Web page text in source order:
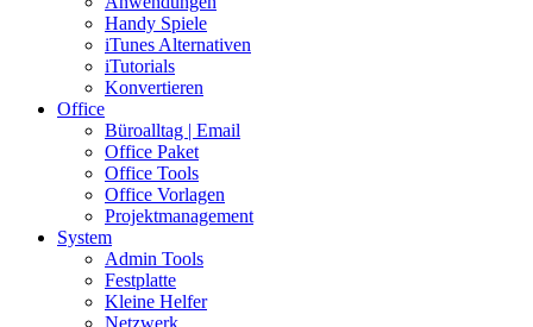
Handy Spiele
iTunes Alternativen
iTutorials
Konvertieren
Office
Büroalltag | Email
Office Paket
Office Tools
Office Vorlagen
Projektmanagement
System
Admin Tools
Festplatte
Kleine Helfer
Netzwerk